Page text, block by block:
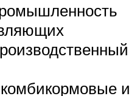
и